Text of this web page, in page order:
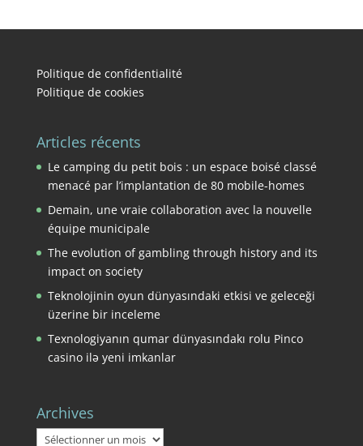
Politique de confidentialité
Politique de cookies
Articles récents
Le camping du petit bois : un espace boisé classé
menacé par l’implantation de 80 mobile-homes
Demain, une vraie collaboration avec la nouvelle
équipe municipale
The evolution of gambling through history and its
impact on society
Teknolojinin oyun dünyasındaki etkisi ve geleceği
üzerine bir inceleme
Texnologiyanın qumar dünyasındakı rolu Pinco
casino ilə yeni imkanlar
Archives
Archives